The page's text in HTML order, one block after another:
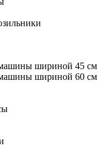
шириной 45 см
шириной 60 см